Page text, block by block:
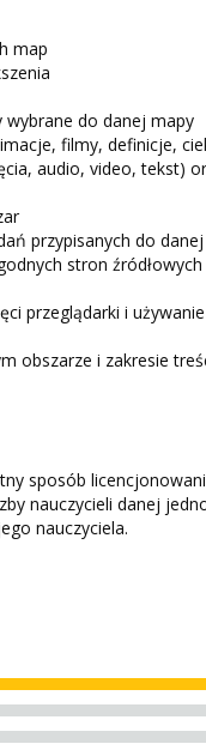
map
do danej mapy
filmy, definicje,
audio, video, tekst)
przypisanych do
stron źródłowych
przeglądarki i
obszarze i zakresie
sposób
nauczycieli danej
nauczyciela.